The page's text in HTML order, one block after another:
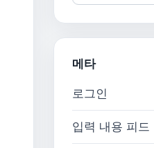
메타
로그인
입력 내용 피드